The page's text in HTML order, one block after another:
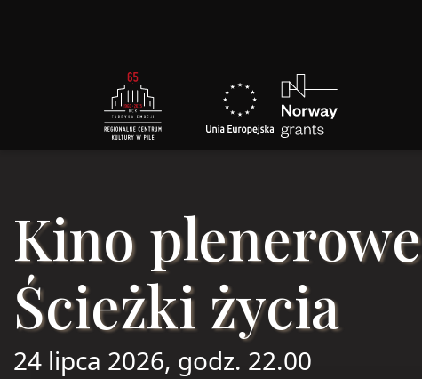
Kino plenerowe
Ścieżki życia
24 lipca 2026, godz. 22.00